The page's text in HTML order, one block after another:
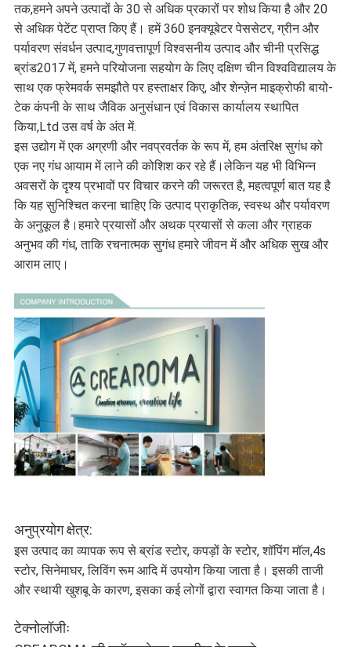
तक,हमने अपने उत्पादों के 30 से अधिक प्रकारों पर शोध किया है और 20
से अधिक पेटेंट प्राप्त किए हैं। हमें 360 इनक्यूबेटर पेससेटर, ग्रीन और
पर्यावरण संवर्धन उत्पाद,गुणवत्तापूर्ण विश्वसनीय उत्पाद और चीनी प्रसिद्ध
ब्रांड2017 में, हमने परियोजना सहयोग के लिए दक्षिण चीन विश्वविद्यालय के
साथ एक फ्रेमवर्क समझौते पर हस्ताक्षर किए, और शेन्ज़ेन माइक्रोफी बायो-
टेक कंपनी के साथ जैविक अनुसंधान एवं विकास कार्यालय स्थापित
किया,Ltd उस वर्ष के अंत में.
इस उद्योग में एक अग्रणी और नवप्रवर्तक के रूप में, हम अंतरिक्ष सुगंध को
एक नए गंध आयाम में लाने की कोशिश कर रहे हैं।लेकिन यह भी विभिन्न
अवसरों के दृश्य प्रभावों पर विचार करने की जरूरत है, महत्वपूर्ण बात यह है
कि यह सुनिश्चित करना चाहिए कि उत्पाद प्राकृतिक, स्वस्थ और पर्यावरण
के अनुकूल है।हमारे प्रयासों और अथक प्रयासों से कला और ग्राहक
अनुभव की गंध, ताकि रचनात्मक सुगंध हमारे जीवन में और अधिक सुख और
आराम लाए।
अनुप्रयोग क्षेत्र:
इस उत्पाद का व्यापक रूप से ब्रांड स्टोर, कपड़ों के स्टोर, शॉपिंग मॉल,4s
स्टोर, सिनेमाघर, लिविंग रूम आदि में उपयोग किया जाता है। इसकी ताजी
और स्थायी खुशबू के कारण, इसका कई लोगों द्वारा स्वागत किया जाता है।
टेक्नोलॉजीः